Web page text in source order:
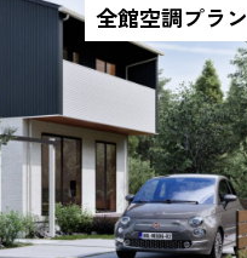
全館空調プラン